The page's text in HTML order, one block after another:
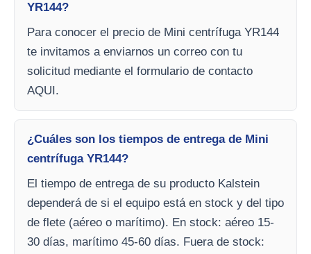
YR144?
Para conocer el precio de Mini centrífuga YR144
te invitamos a enviarnos un correo con tu
solicitud mediante el formulario de contacto
AQUI.
¿Cuáles son los tiempos de entrega de Mini
centrífuga YR144?
El tiempo de entrega de su producto Kalstein
dependerá de si el equipo está en stock y del tipo
de flete (aéreo o marítimo). En stock: aéreo 15-
30 días, marítimo 45-60 días. Fuera de stock: